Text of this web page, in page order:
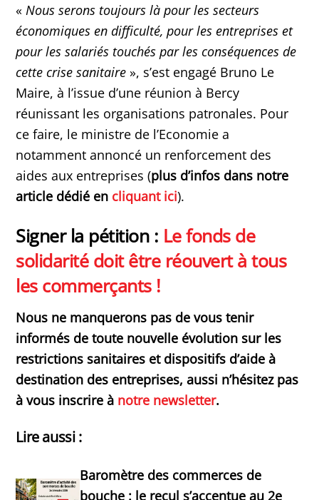
« Nous serons toujours là pour les secteurs
économiques en difficulté, pour les entreprises et
pour les salariés touchés par les conséquences de
cette crise sanitaire », s’est engagé Bruno Le
Maire, à l’issue d’une réunion à Bercy
réunissant les organisations patronales. Pour
ce faire, le ministre de l’Economie a
notamment annoncé un renforcement des
aides aux entreprises (plus d’infos dans notre
article dédié en cliquant ici).
Signer la pétition : Le fonds de
solidarité doit être réouvert à tous
les commerçants !
Nous ne manquerons pas de vous tenir
informés de toute nouvelle évolution sur les
restrictions sanitaires et dispositifs d’aide à
destination des entreprises, aussi n’hésitez pas
à vous inscrire à notre newsletter.
Lire aussi :
Baromètre des commerces de
bouche : le recul s’accentue au 2e